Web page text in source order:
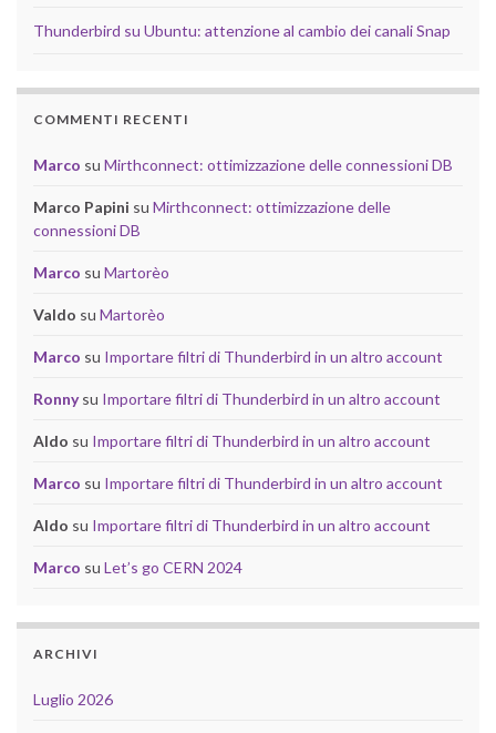
Thunderbird su Ubuntu: attenzione al cambio dei canali Snap
COMMENTI RECENTI
Marco su Mirthconnect: ottimizzazione delle connessioni DB
Marco Papini su Mirthconnect: ottimizzazione delle
connessioni DB
Marco su Martorèo
Valdo su Martorèo
Marco su Importare filtri di Thunderbird in un altro account
Ronnysu Importare filtri di Thunderbird in un altro account
Aldo su Importare filtri di Thunderbird in un altro account
Marco su Importare filtri di Thunderbird in un altro account
Aldo su Importare filtri di Thunderbird in un altro account
Marco su Let’s go CERN 2024
ARCHIVI
Luglio 2026